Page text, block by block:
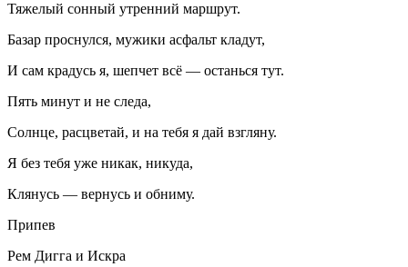
Тяжелый сонный утренний маршрут.
Базар проснулся, мужики асфальт кладут,
И сам крадусь я, шепчет всё — останься тут.
Пять минут и не следа,
Солнце, расцветай, и на тебя я дай взгляну.
Я без тебя уже никак, никуда,
Клянусь — вернусь и обниму.
Припев
Рем Дигга и Искра